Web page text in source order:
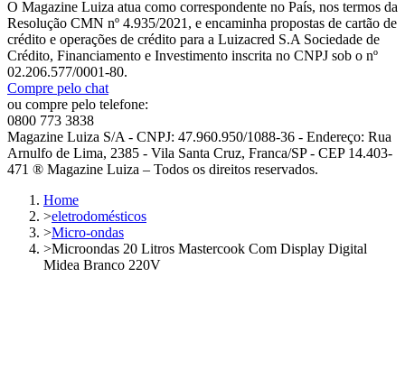
O Magazine Luiza atua como correspondente no País, nos termos da
Resolução CMN nº 4.935/2021, e encaminha propostas de cartão de
crédito e operações de crédito para a Luizacred S.A Sociedade de
Crédito, Financiamento e Investimento inscrita no CNPJ sob o nº
02.206.577/0001-80.
Compre pelo chat
ou compre pelo telefone:
0800 773 3838
Magazine Luiza S/A - CNPJ: 47.960.950/1088-36 - Endereço: Rua
Arnulfo de Lima, 2385 - Vila Santa Cruz, Franca/SP - CEP 14.403-
471 ® Magazine Luiza – Todos os direitos reservados.
Home
>eletrodomésticos
>Micro-ondas
>Microondas 20 Litros Mastercook Com Display Digital
Midea Branco 220V